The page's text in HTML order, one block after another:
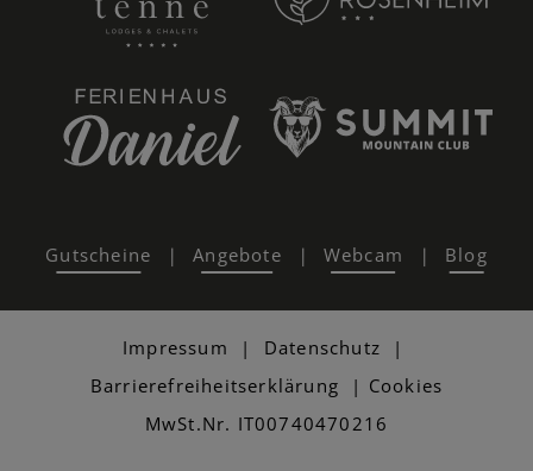
Gutscheine | Angebote | Webcam | Blog
Impressum | Datenschutz |
Barrierefreiheitserklärung | Cookies
MwSt.Nr. IT00740470216